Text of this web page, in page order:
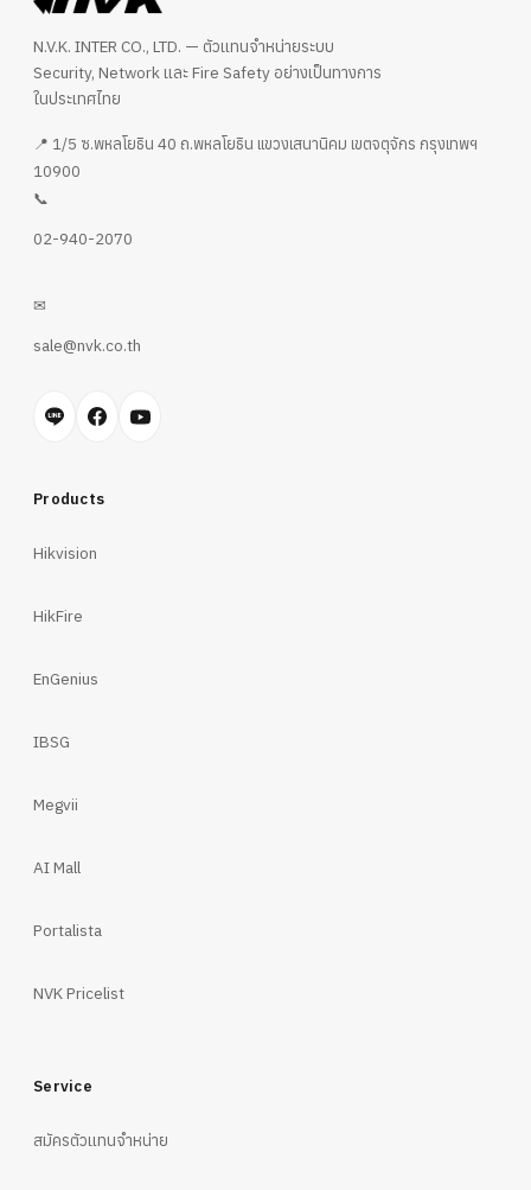
N.V.K. INTER CO., LTD. — ตัวแทนจำหน่ายระบบ
Security, Network และ Fire Safety อย่างเป็นทางการ
ในประเทศไทย
📍 1/5 ซ.พหลโยธิน 40 ถ.พหลโยธิน แขวงเสนานิคม เขตจตุจักร กรุงเทพฯ
10900
📞
02-940-2070
✉
sale@nvk.co.th
Products
Hikvision
HikFire
EnGenius
IBSG
Megvii
AI Mall
Portalista
NVK Pricelist
Service
สมัครตัวแทนจำหน่าย